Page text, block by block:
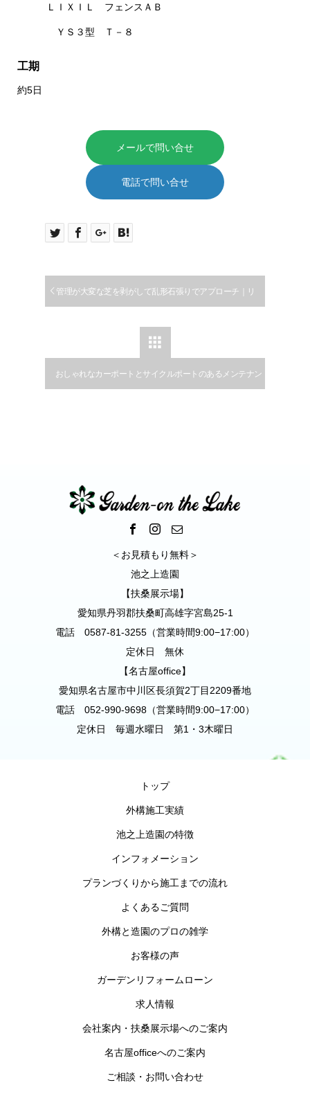
ＬＩＸＩＬ フェンスＡＢ
ＹＳ３型 Ｔ－８
工期
約5日
メールで問い合せ
電話で問い合せ
管理が大変な芝を剥がして乱形石張りでアプローチ｜リ

おしゃれなカーポートとサイクルポートのあるメンテナン
＜お見積もり無料＞
池之上造園
【扶桑展示場】
愛知県丹羽郡扶桑町高雄字宮島25-1
電話 0587-81-3255（営業時間9:00−17:00）
定休日 無休
【名古屋office】
愛知県名古屋市中川区長須賀2丁目2209番地
電話 052-990-9698（営業時間9:00−17:00）
定休日 毎週水曜日 第1・3木曜日
トップ
外構施工実績
池之上造園の特徴
インフォメーション
プランづくりから施工までの流れ
よくあるご質問
外構と造園のプロの雑学
お客様の声
ガーデンリフォームローン
求人情報
会社案内・扶桑展示場へのご案内
名古屋officeへのご案内
ご相談・お問い合わせ